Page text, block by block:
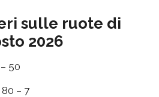
sulle ruote di
2026
50
80 – 7